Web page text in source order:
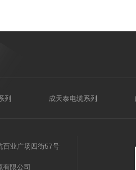
列 成天泰电缆系列
百业广场四街57号
有限公司